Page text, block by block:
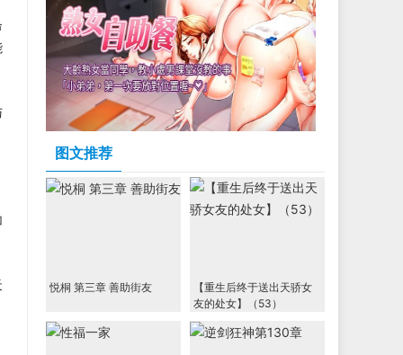
图文推荐
悦桐 第三章 善助街友
【重生后终于送出天骄女
友的处女】（53）